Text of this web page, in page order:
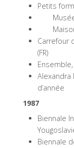
Petits
Carrefour
(FR)
d’année
1987
Biennale
Biennale